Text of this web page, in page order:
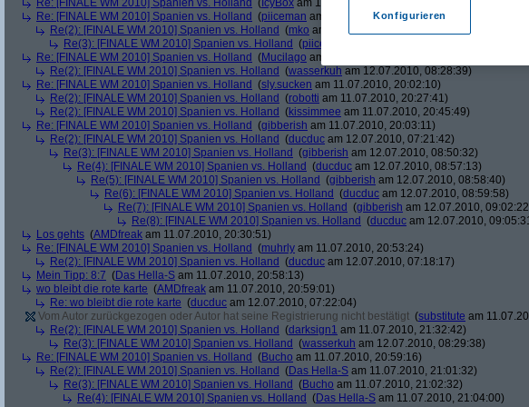
Re: [FINALE WM 2010] Spanien vs. Holland ( IcyBox am 11.07.2010, 17:22:38)
Re: [FINALE WM 2010] Spanien vs. Holland (piiceman am 11.07.2010, 17:42:05)
Re(2): [FINALE WM 2010] Spanien vs. Holland (mko am 11.07.2010, 17:45:00)
Re(3): [FINALE WM 2010] Spanien vs. Holland (piiceman
Re: [FINALE WM 2010] Spanien vs. Holland (Mucilago am 11.07.2010, 19:16:01)
Re(2): [FINALE WM 2010] Spanien vs. Holland (wasserkuh am 12.07.2010, 08:28:39)
Re: [FINALE WM 2010] Spanien vs. Holland (sly.sucken am 11.07.2010, 20:02:10)
Re(2): [FINALE WM 2010] Spanien vs. Holland (robotti am 11.07.2010, 20:27:41)
Re(2): [FINALE WM 2010] Spanien vs. Holland (kissimmee am 11.07.2010, 20:45:49)
Re: [FINALE WM 2010] Spanien vs. Holland (gibberish am 11.07.2010, 20:03:11)
Re(2): [FINALE WM 2010] Spanien vs. Holland (ducduc am 12.07.2010, 07:21:42)
Re(3): [FINALE WM 2010] Spanien vs. Holland (gibberish am 12.07.2010, 08:50:32)
Re(4): [FINALE WM 2010] Spanien vs. Holland (ducduc am 12.07.2010, 08:57:13)
Re(5): [FINALE WM 2010] Spanien vs. Holland (gibberish am 12.07.2010, 08:58:40)
Re(6): [FINALE WM 2010] Spanien vs. Holland (ducduc am 12.07.2010, 08:59:58)
Re(7): [FINALE WM 2010] Spanien vs. Holland (gibberish am 12.07.2010,
Re(8): [FINALE WM 2010] Spanien vs. Holland (ducduc am 12.07.2010,
Los gehts (AMDfreak am 11.07.2010, 20:30:51)
Re: [FINALE WM 2010] Spanien vs. Holland (muhrly am 11.07.2010, 20:53:24)
Re(2): [FINALE WM 2010] Spanien vs. Holland (ducduc am 12.07.2010, 07:18:17)
Mein Tipp: 8:7 (Das Hella-S am 11.07.2010, 20:58:13)
wo bleibt die rote karte (AMDfreak am 11.07.2010, 20:59:01)
Re: wo bleibt die rote karte (ducduc am 12.07.2010, 07:22:04)
Vom Autor zurückgezogen oder Autor hat seine Registrierung nicht bestätigt (substitute am
Re(2): [FINALE WM 2010] Spanien vs. Holland (darksign1 am 11.07.2010, 21:32:42)
Re(3): [FINALE WM 2010] Spanien vs. Holland (wasserkuh am 12.07.2010, 08:29:38)
Re: [FINALE WM 2010] Spanien vs. Holland (Bucho am 11.07.2010, 20:59:16)
Re(2): [FINALE WM 2010] Spanien vs. Holland (Das Hella-S am 11.07.2010, 21:01:32)
Re(3): [FINALE WM 2010] Spanien vs. Holland (Bucho am 11.07.2010, 21:02:32)
Re(4): [FINALE WM 2010] Spanien vs. Holland (Das Hella-S am 11.07.2010, 21:04:00)
Konfigurieren